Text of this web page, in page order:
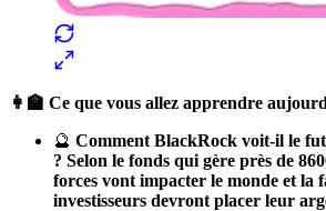
👩‍🏫 Ce que vous allez apprendre
🔮 Comment BlackRock voit-il le
? Selon le fonds qui gère près de
forces vont impacter le monde et la
investisseurs devront placer leur